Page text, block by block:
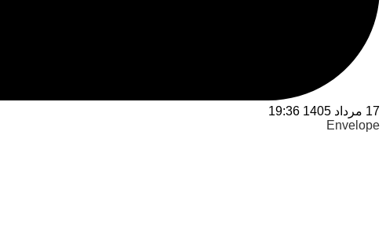
17 مرداد 1405 19:36
Envelope